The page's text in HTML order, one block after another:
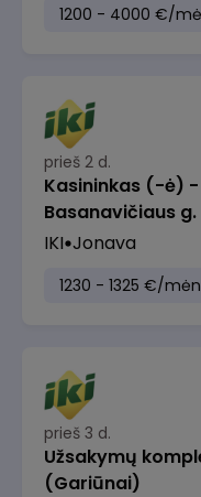
1200 - 4000 €/
prieš 2 d.
Kasininkas (-ė)
Basanavičiaus
IKI Jonava
1230 - 1325 €/
prieš 3 d.
Užsakymų
(Gariūnai)